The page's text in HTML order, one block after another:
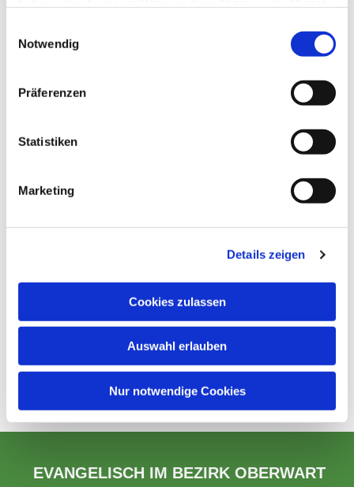
Notwendig
Präferenzen
Statistiken
Marketing
Details zeigen
Cookies zulassen
Auswahl erlauben
Nur notwendige Cookies
7431 Bad Tatzmannsdorf
Pfarrer Carsten Merker-Bojarra
EVANGELISCH IM BEZIRK OBERWART